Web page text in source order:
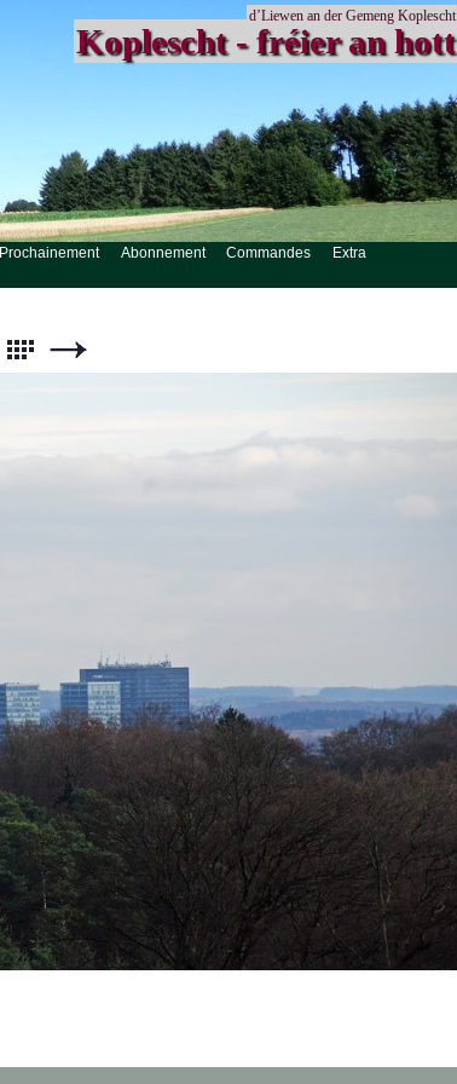
Koplescht - fréier an hott
d’Liewen an der Gemeng Koplescht
Prochainement Abonnement Commandes
Extra